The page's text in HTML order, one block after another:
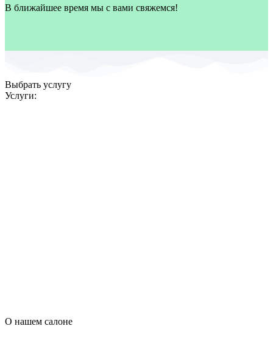
В ближайшее время мы с вами свяжемся!
Выбрать услугу
Услуги:
О нашем салоне